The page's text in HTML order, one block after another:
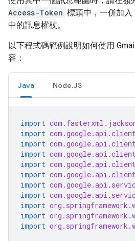
Access-Token 標頭中，一併加入
中的訊息權杖。
以下程式碼範例說明如何使用
容：
Java Node.JS
import
import
import
import
import
import
import
import
import
import
import